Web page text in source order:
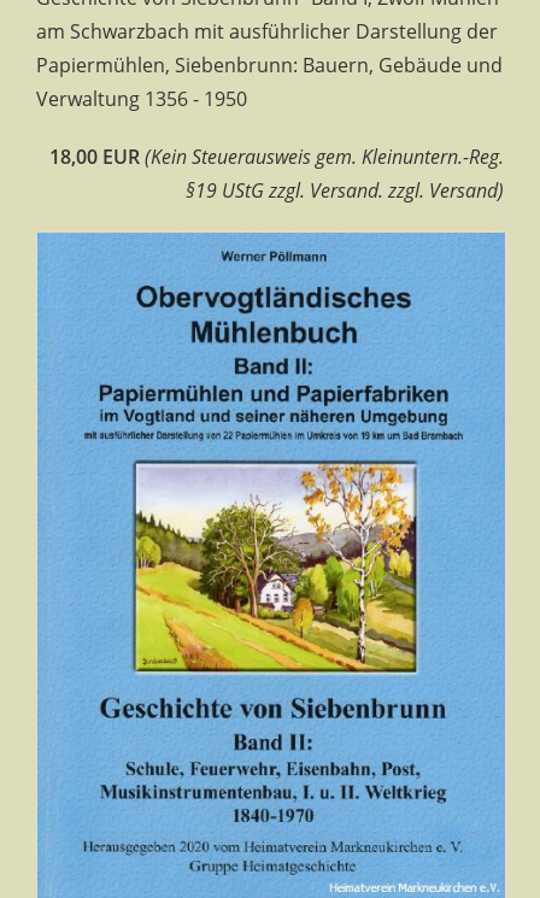
am Schwarzbach mit ausführlicher Darstellung der
Papiermühlen, Siebenbrunn: Bauern, Gebäude und
Verwaltung 1356 - 1950
18,00 EUR(Kein Steuerausweis gem. Kleinuntern.-Reg.
§19 UStG zzgl. Versand. zzgl. Versand)